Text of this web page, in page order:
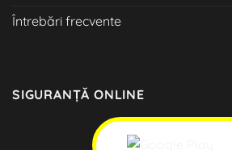
Întrebări frecvente
SIGURANȚĂ ONLINE